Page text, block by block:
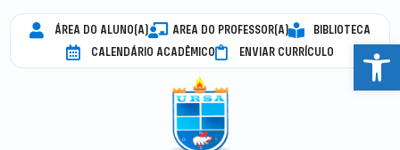
ÁREA DO ALUNO(A) AREA DO PROFESSOR(A)
BIBLIOTECA
CALENDÁRIO ACADÊMICO
ENVIAR CURRÍCULO Abrir